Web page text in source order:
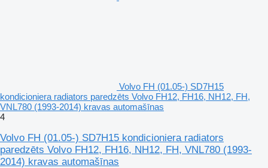
Volvo FH (01.05-) SD7H15
kondicioniera radiators paredzēts Volvo FH12, FH16, NH12, FH,
VNL780 (1993-2014) kravas automašīnas
4
Volvo FH (01.05-) SD7H15 kondicioniera radiators
paredzēts Volvo FH12, FH16, NH12, FH, VNL780 (1993-
2014) kravas automašīnas